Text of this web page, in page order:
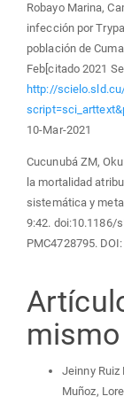
Robayo Marina,
infección por
población de
Feb[citado 2021
http://
10-Mar-2021
Cucunubá ZM,
la mortalidad
sistemática y
9:42. doi:10.1186/
PMC4728795. DOI:
Jeinny Ruiz
Muñoz,